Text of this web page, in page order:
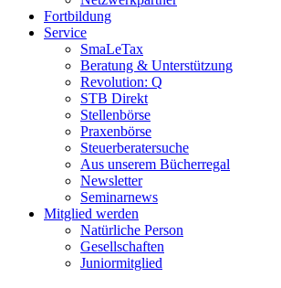
Fortbildung
Service
SmaLeTax
Beratung & Unterstützung
Revolution: Q
STB Direkt
Stellenbörse
Praxenbörse
Steuerberatersuche
Aus unserem Bücherregal
Newsletter
Seminarnews
Mitglied werden
Natürliche Person
Gesellschaften
Juniormitglied